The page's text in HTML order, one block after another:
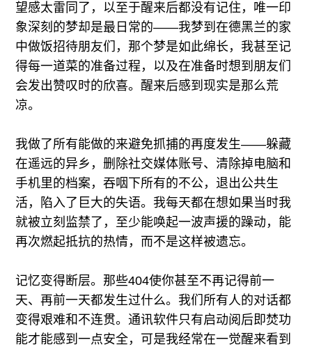
望感太雷同了，以至于醒来后都没有记住，唯一印
象深刻的梦却是最日常的——我梦到在德黑兰的家
中做饭招待朋友们，那个梦是如此绵长，我甚至记
得每一道菜的准备过程，以及在准备时想到朋友们
会发出赞叹时的欣喜。醒来后感到现实是那么荒
凉。
我做了所有能做的来避免抓捕的再度发生——躲藏
在遥远的异乡，删除社交媒体账号、清除掉电脑和
手机里的档案，吞咽下所有的不公，退出公共生
活，陷入了巨大的失语。我每天都在想如果当时我
就被立刻监禁了，至少能唤起一波声援的躁动，能
再次燃起抵抗的热情，而不是这样被遗忘。
记忆变得断层。那些404使你甚至不再记得前一
天、再前一天都发生过什么。我们所有人的对话都
变得艰难和不连贯。通讯软件只有启动阅后即焚功
能才能感到一点安全，可是我经常在一觉醒来看到